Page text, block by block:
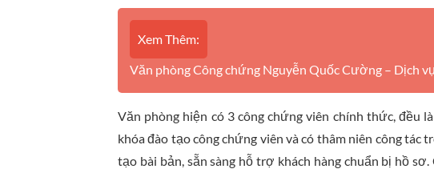
Xem Thêm:
Văn phòng Công chứng Nguyễn Quốc Cường – Dịch
Văn phòng hiện có 3 công chứng viên chính thức,
khóa đào tạo công chứng viên và có thâm niên công
tạo bài bản, sẵn sàng hỗ trợ khách hàng chuẩn bị hồ